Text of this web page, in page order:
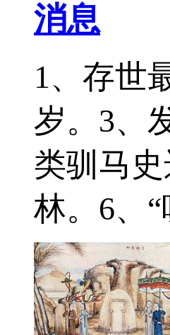
消息
1、存世
岁。3、
类驯马
林。6、